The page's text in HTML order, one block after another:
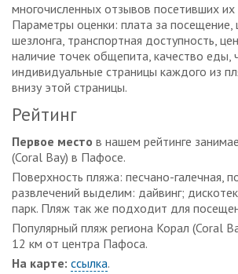
многочисленных отзывов посетивших их
Параметры оценки: плата за посещение,
шезлонга, транспортная доступность,
наличие точек общепита, качество еды,
индивидуальные страницы каждого из
внизу этой страницы.
Рейтинг
Первое место в нашем рейтинге
(Coral Bay) в Пафосе.
Поверхность пляжа: песчано-галечная,
развлечений выделим: дайвинг;
парк. Пляж так же подходит для
Популярный пляж региона Корал (Coral
12 км от центра Пафоса.
На карте: ссылка.